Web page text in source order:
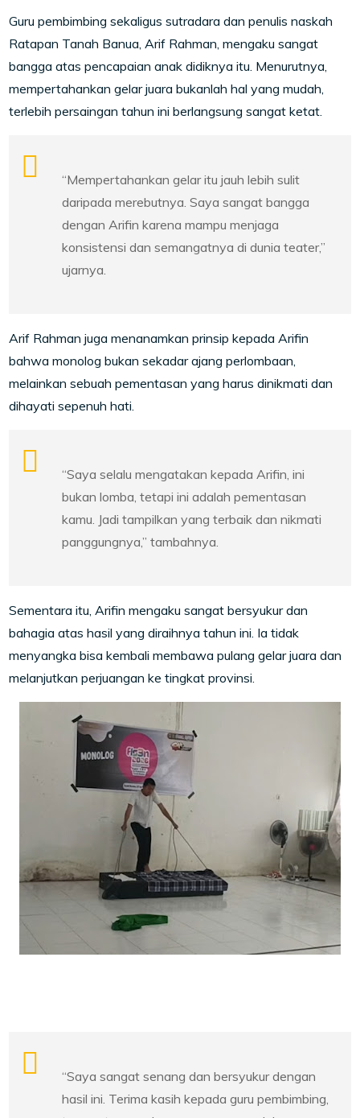
Guru pembimbing sekaligus sutradara dan penulis naskah
Ratapan Tanah Banua, Arif Rahman, mengaku sangat
bangga atas pencapaian anak didiknya itu. Menurutnya,
mempertahankan gelar juara bukanlah hal yang mudah,
terlebih persaingan tahun ini berlangsung sangat ketat.
“Mempertahankan gelar itu jauh lebih sulit
daripada merebutnya. Saya sangat bangga
dengan Arifin karena mampu menjaga
konsistensi dan semangatnya di dunia teater,”
ujarnya.
Arif Rahman juga menanamkan prinsip kepada Arifin
bahwa monolog bukan sekadar ajang perlombaan,
melainkan sebuah pementasan yang harus dinikmati dan
dihayati sepenuh hati.
“Saya selalu mengatakan kepada Arifin, ini
bukan lomba, tetapi ini adalah pementasan
kamu. Jadi tampilkan yang terbaik dan nikmati
panggungnya,” tambahnya.
Sementara itu, Arifin mengaku sangat bersyukur dan
bahagia atas hasil yang diraihnya tahun ini. Ia tidak
menyangka bisa kembali membawa pulang gelar juara dan
melanjutkan perjuangan ke tingkat provinsi.
“Saya sangat senang dan bersyukur dengan
hasil ini. Terima kasih kepada guru pembimbing,